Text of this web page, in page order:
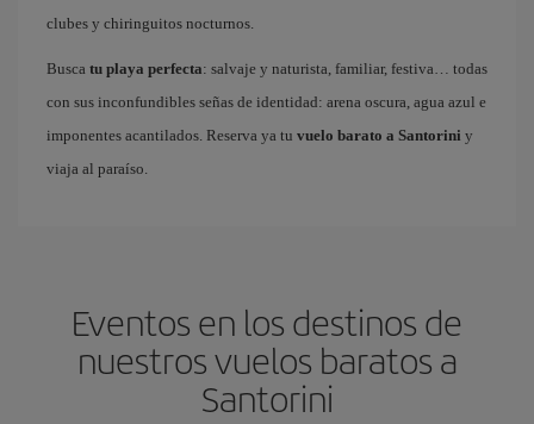
clubes y chiringuitos nocturnos.
Busca tu playa perfecta: salvaje y naturista, familiar, festiva… todas
con sus inconfundibles señas de identidad: arena oscura, agua azul e
imponentes acantilados. Reserva ya tu vuelo barato a Santorini y
viaja al paraíso.
Eventos en los destinos de
nuestros vuelos baratos a
Santorini